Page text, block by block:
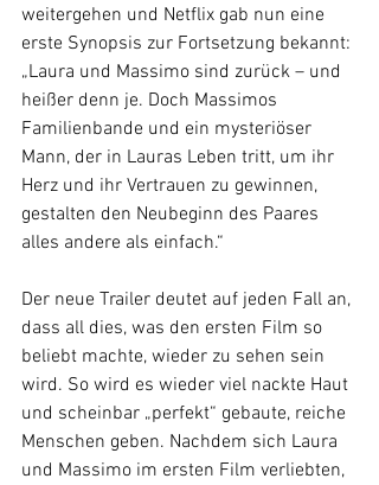
weitergehen und Netflix gab nun eine
erste Synopsis zur Fortsetzung bekannt:
„Laura und Massimo sind zurück – und
heißer denn je. Doch Massimos
Familienbande und ein mysteriöser
Mann, der in Lauras Leben tritt, um ihr
Herz und ihr Vertrauen zu gewinnen,
gestalten den Neubeginn des Paares
alles andere als einfach.“
Der neue Trailer deutet auf jeden Fall an,
dass all dies, was den ersten Film so
beliebt machte, wieder zu sehen sein
wird. So wird es wieder viel nackte Haut
und scheinbar „perfekt“ gebaute, reiche
Menschen geben. Nachdem sich Laura
und Massimo im ersten Film verliebten,